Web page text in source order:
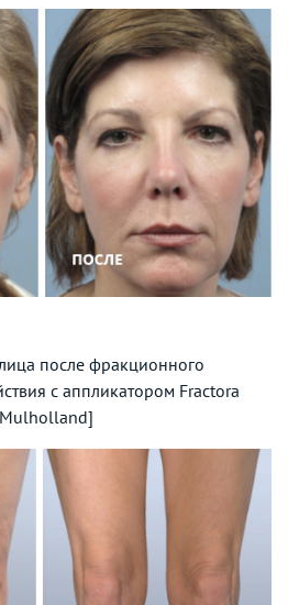
после фракционного
с аппликатором Fractora
Mulholland]